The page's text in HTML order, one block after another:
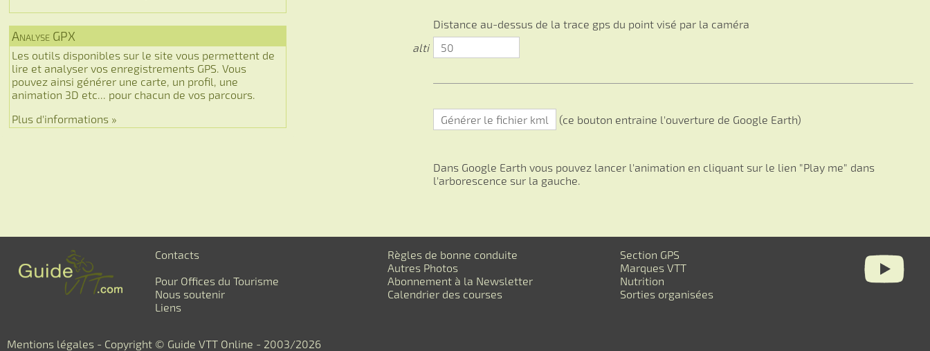
Analyse GPX
Les outils disponibles sur le site vous permettent de
lire et analyser vos enregistrements GPS. Vous
pouvez ainsi générer une carte, un profil, une
animation 3D etc... pour chacun de vos parcours.
Plus d'informations »
Distance au-dessus de la trace gps du point visé par la caméra
alti
(ce bouton entraine l'ouverture de Google Earth)
Dans Google Earth vous pouvez lancer l'animation en cliquant sur le lien "Play me" dans
l'arborescence sur la gauche.
Contacts
Pour Offices du Tourisme
Nous soutenir
Liens
Règles de bonne conduite
Autres Photos
Abonnement à la Newsletter
Calendrier des courses
Section GPS
Marques VTT
Nutrition
Sorties organisées
Mentions légales - Copyright © Guide VTT Online - 2003/2026